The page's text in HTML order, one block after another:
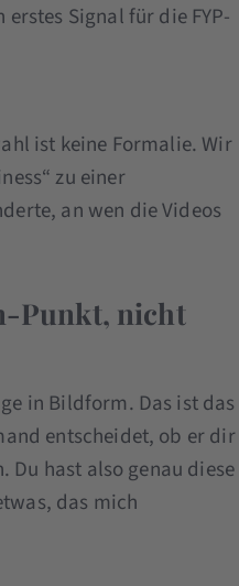
Signal für die FYP-
ist keine Formalie. Wir
zu einer
an wen die Videos
Punkt, nicht
in Bildform. Das ist das
entscheidet, ob er dir
hast also genau diese
das mich